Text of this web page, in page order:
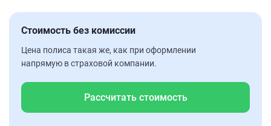
Стоимость без комиссии
Цена полиса такая же, как при оформлении
напрямую в страховой компании.
Рассчитать стоимость